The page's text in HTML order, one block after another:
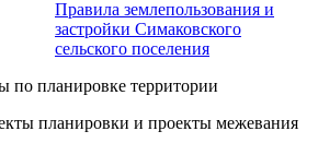
Правила землепользования и
застройки Симаковского
сельского поселения
по планировке территории
планировки и проекты межевания